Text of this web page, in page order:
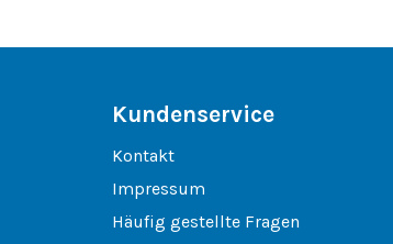
Kundenservice
Kontakt
Impressum
Häufig gestellte Fragen